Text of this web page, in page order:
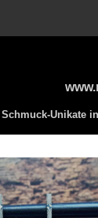
Schmuck-Unikate